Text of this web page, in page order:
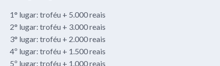
1° lugar: troféu + 5.000 reais
2° lugar: troféu + 3.000 reais
3° lugar: troféu + 2.000 reais
4º lugar: troféu + 1.500 reais
5º lugar: troféu + 1.000 reais